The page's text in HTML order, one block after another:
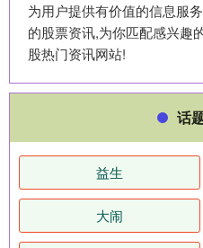
为用户提供有价值的信息服
的股票资讯,为你匹配感兴趣
股热门资讯网站!
话
益生
大闹